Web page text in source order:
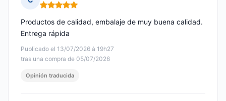
Nota: 5 de 5
Publicado el 13/07/2026 à 19h27
tras una compra de 05/07/2026
Productos de calidad, embalaje de muy buena calidad.
Entrega rápida
Opinión traducida